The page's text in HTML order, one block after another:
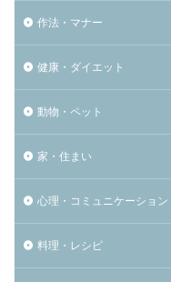
作法・マナー
健康・ダイエット
動物・ペット
家・住まい
心理・コミュニケーション
料理・レシピ